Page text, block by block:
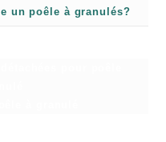
un poêle à granulés?